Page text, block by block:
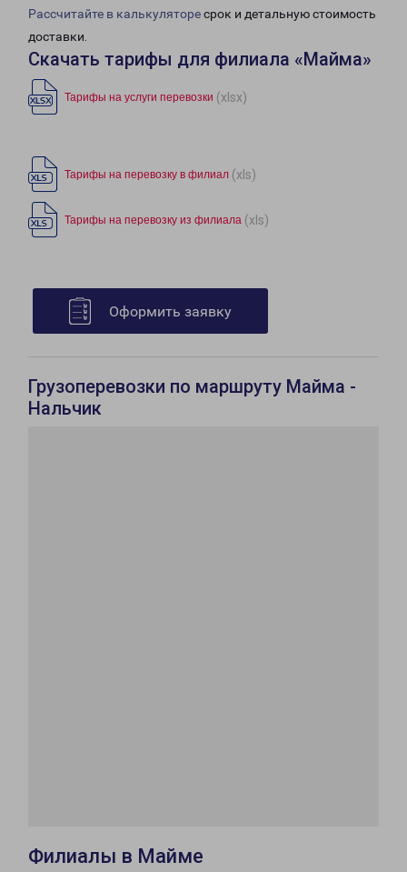
Рассчитайте в калькуляторесрок и детальную стоимость
доставки.
Скачать тарифы для филиала «Майма»
Тарифы на услуги перевозки (xlsx)
Тарифы на перевозку в филиал (xls)
Тарифы на перевозку из филиала (xls)
Оформить заявку
Грузоперевозки по маршруту Майма -
Нальчик
Филиалы в Майме